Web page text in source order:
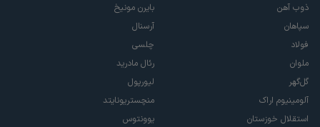
ذوب آهن
سپاهان
فولاد
ملوان
گل‌گهر
آلومینیوم اراک
استقلال خوزستان
بایرن مونیخ
آرسنال
چلسی
رئال مادرید
لیورپول
منچستریونایتد
یوونتوس